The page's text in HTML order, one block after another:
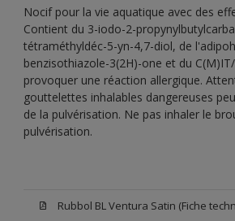
Nocif pour la vie aquatique avec des
Contient du 3-iodo-2-
tétraméthyldéc-5-yn-4,7-diol, de
benzisothiazole-3(2H)-one et du
provoquer une réaction allergique.
gouttelettes inhalables dangereuses
de la pulvérisation. Ne pas inhaler le
pulvérisation.
Rubbol BL Ventura Satin (Fiche